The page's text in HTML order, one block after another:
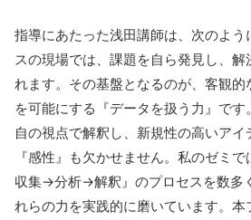
指導にあたった浅田講師は、次のよう
スの現場では、課題を自ら発見し、解
れます。その基盤となるのが、客観
を可能にする『データを扱う力』で
自の視点で解釈し、新規性の高いアイ
『感性』も欠かせません。私のゼミ
収集→分析→解釈』のプロセスを数多
れらの力を実践的に磨いています。本